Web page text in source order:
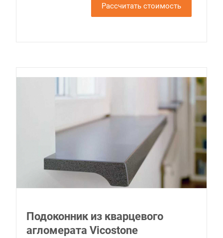
Рассчитать стоимость
Подоконник из кварцевого
агломерата Vicostone